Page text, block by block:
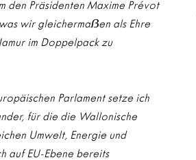
den Präsidenten Maxime Prévot
wir gleichermaẞen als Ehre
im Doppelpack zu
Parlament setze ich
für die die Wallonische
Umwelt, Energie und
auf EU-Ebene bereits